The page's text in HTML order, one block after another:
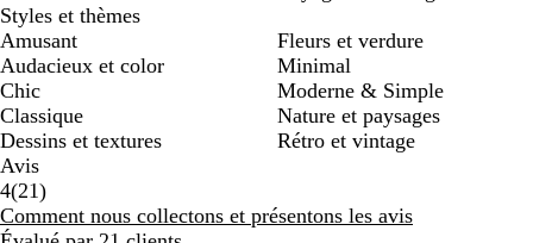
Styles et thèmes
Amusant
Audacieux et color
Chic
Classique
Dessins et textures
Fleurs et verdure
Minimal
Moderne & Simple
Nature et paysages
Rétro et vintage
Avis
4(2121
avis
)
Comment nous collectons et présentons les avis